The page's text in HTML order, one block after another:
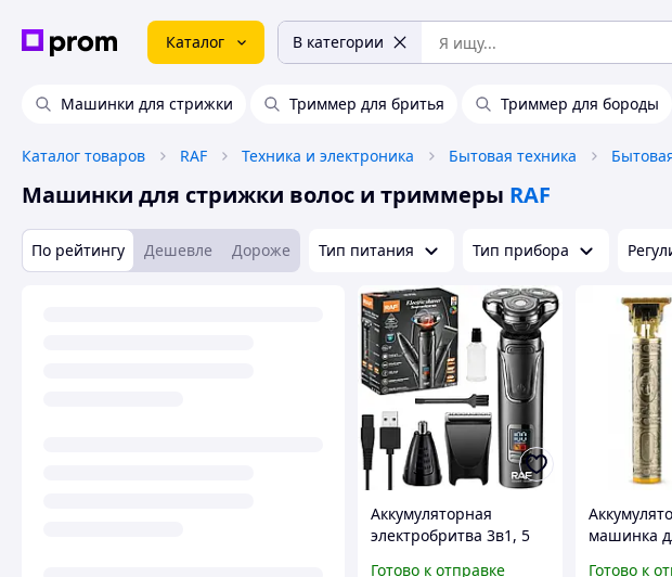
Каталог В категории
Машинки для стрижки Триммер для бритья Триммер для бороды
Каталог товаров RAF Техника и электроника Бытовая техника
Машинки для стрижки волос и триммеры RAF
По рейтингу Дешевле Дороже Тип питания Тип прибора
Аккумуляторная
электробритва 3в1, 5
Готово к отправке
машинка
Готово к